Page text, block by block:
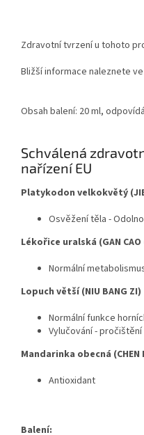
Zdravotní tvrzení u tohoto
Bližší informace naleznete
Obsah balení: 20 ml,
Schválená
nařízení EU
Platykodon velkokvětý (JIE
Osvěžení těla -
Lékořice uralská (GAN CAO
Normální
Lopuch větší (NIU BANG ZI)
Normální funkce
Vylučování -
Mandarinka obecná (CHEN
Antioxidant
Balení: